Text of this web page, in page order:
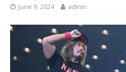
June 9, 2024 admin